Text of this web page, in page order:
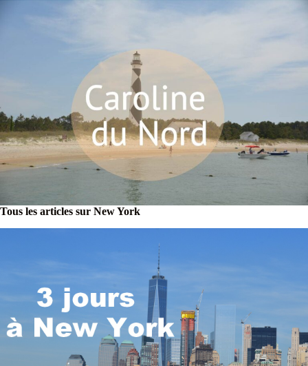
Tous les articles sur New York